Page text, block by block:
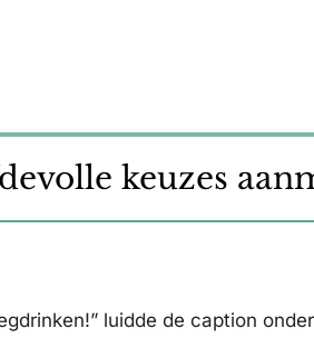
keuzes
luidde de caption